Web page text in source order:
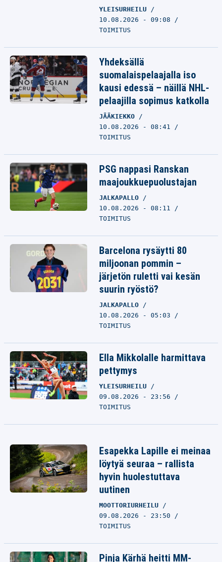
YLEISURHEILU
10.08.2026 - 09:08
TOIMITUS
Yhdeksällä
suomalaispelaajalla iso
kausi edessä – näillä NHL-
pelaajilla sopimus katkolla
JÄÄKIEKKO
10.08.2026 - 08:41
TOIMITUS
PSG nappasi Ranskan
maajoukkuepuolustajan
JALKAPALLO
10.08.2026 - 08:11
TOIMITUS
Barcelona rysäytti 80
miljoonan pommin –
järjetön ruletti vai kesän
suurin ryöstö?
JALKAPALLO
10.08.2026 - 05:03
TOIMITUS
Ella Mikkolalle harmittava
pettymys
YLEISURHEILU
09.08.2026 - 23:56
TOIMITUS
Esapekka Lapille ei meinaa
löytyä seuraa – rallista
hyvin huolestuttava
uutinen
MOOTTORIURHEILU
09.08.2026 - 23:50
TOIMITUS
Pinja Kärhä heitti MM-